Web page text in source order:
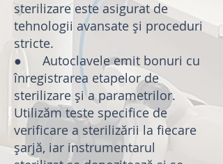
sterilizare este asigurat de
tehnologii avansate și proceduri
stricte.
● Autoclavele emit bonuri cu
înregistrarea etapelor de
sterilizare și a parametrilor.
Utilizăm teste specifice de
verificare a sterilizării la fiecare
șarjă, iar instrumentarul